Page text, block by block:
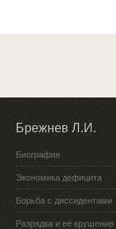
Брежнев Л.И.
Биография
Экономика дефицита
Борьба с диссидентами
Разрядка и её крушение